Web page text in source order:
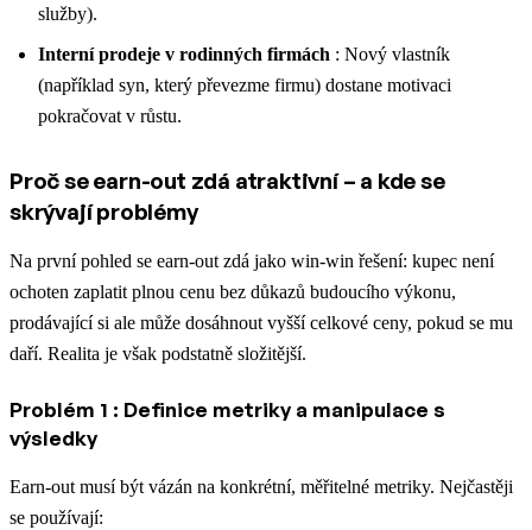
služby).
Interní prodeje v rodinných firmách : Nový vlastník
(například syn, který převezme firmu) dostane motivaci
pokračovat v růstu.
Proč se earn-out zdá atraktivní – a kde se
skrývají problémy
Na první pohled se earn-out zdá jako win-win řešení: kupec není
ochoten zaplatit plnou cenu bez důkazů budoucího výkonu,
prodávající si ale může dosáhnout vyšší celkové ceny, pokud se mu
daří. Realita je však podstatně složitější.
Problém 1 : Definice metriky a manipulace s
výsledky
Earn-out musí být vázán na konkrétní, měřitelné metriky. Nejčastěji
se používají: